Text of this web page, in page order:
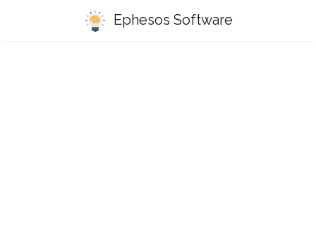
Ephesos Software